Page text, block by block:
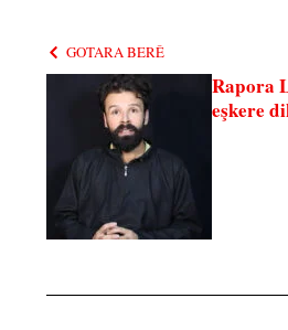
GOTARA BERÊ
Rapora
eşkere